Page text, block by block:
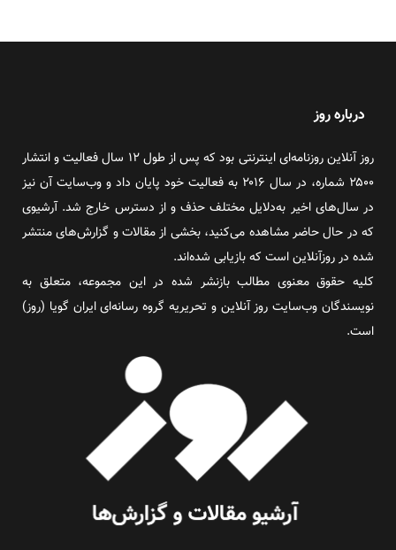
درباره روز
روز آنلاین روزنامه‌ای اینترنتی بود که پس از طول ۱۲ سال فعالیت و انتشار
۲۵۰۰ شماره، در سال ۲۰۱۶ به فعالیت خود پایان داد و وب‌سایت آن نیز
در سال‌های اخیر به‌دلایل مختلف حذف و از دسترس خارج شد. آرشیوی
که در حال حاضر مشاهده می‌کنید، بخشی از مقالات و گزارش‌های منتشر
شده در روزآنلاین است که بازیابی شده‌اند.
کلیه حقوق معنوی مطالب بازنشر شده در این مجموعه، متعلق به
نویسندگان وب‌سایت روز آنلاین و تحریریه گروه رسانه‌ای ایران گویا (روز)
است.